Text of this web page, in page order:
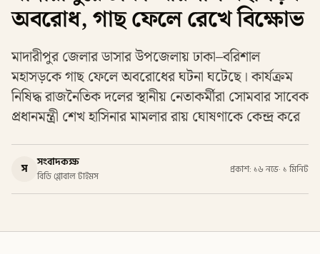
অবরোধ, গাছ ফেলে রেখে বিক্ষোভ
মাদারীপুর জেলার ডাসার উপজেলায় ঢাকা–বরিশাল
মহাসড়কে গাছ ফেলে অবরোধের ঘটনা ঘটেছে। কার্যক্রম
নিষিদ্ধ রাজনৈতিক দলের স্থানীয় নেতাকর্মীরা সোমবার সাবেক
প্রধানমন্ত্রী শেখ হাসিনার মামলার রায় ঘোষণাকে কেন্দ্র করে
স সংবাদকক্ষ
বিডি গ্লোবাল টাইমস
প্রকাশ: ১৬ নভে· ১ মিনিট